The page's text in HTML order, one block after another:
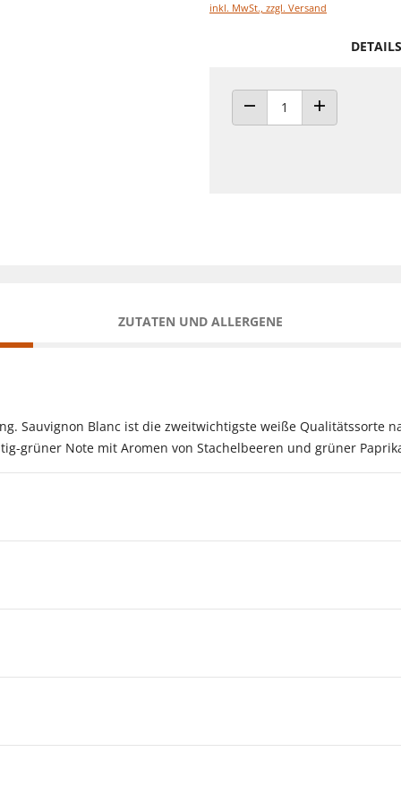
inkl. MwSt., zzgl. Versand
ANZAHL VERRINGERN
ANZAHL
ZUTATEN UND ALLERGENE
Sauvignon Blanc ist die zweitwichtigste weiße Qualitätssorte
grüner Note mit Aromen von Stachelbeeren und grüner